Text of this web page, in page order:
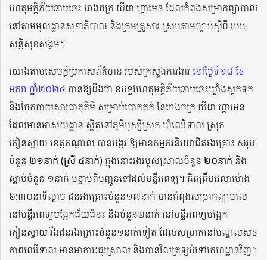
ហេតុអគ្គិភ័យឆាបឆេះ រោងចក្រ យីដា ហ្គាមេន ដែលកំពុងសម្រាកព្យាបាល
នៅតាមមូលដ្ឋានសុខាភិបាល និងក្រុមគ្រួសារ ស្របតាមច្បាប់ស្ដីពី របប
សន្តិសុខសង្គម។
យោងតាមសេចក្ដីប្រកាសព័ត៌មាន របស់ក្រសួងការងារ នៅថ្ងៃទី១៨ ខែ
មករា ឆ្នាំ២០២៤ បានឱ្យដឹងថា ឧបទ្ទវហេតុអគ្គិភ័យឆាបឆេះឃ្លាំងស្តុកទុក
និងចែកចាយសារធាតុគីមី សម្រាប់បោកគក់ នៃរោងចក្រ យីដា ហ្គាមេន
ដែលមានអាសយដ្ឋាន ស្ថិតនៅភូមិឬស្សីស្រុក ឃុំឈើទាល ស្រុក
កៀនស្វាយ ខេត្តកណ្តាល បានបង្ករ ឱ្យមានកម្មករនិយោជិតរងគ្រោះ សរុប
ចំនួន ២១នាក់ (ស្រី ៤នាក់) ក្នុងនោះរងរបួសស្រាលចំនួន ២០នាក់ និង
ស្លាប់ចំនួន ១នាក់ បន្ទាប់ពីបញ្ជូនទៅដល់មន្ទីរពេទ្យ។ គិតត្រឹមវេលាម៉ោង
៦:៣០នាទីល្ងាច ជនរងគ្រោះចំនួន១៧នាក់ បានកំពុងសម្រាកព្យាបាល
នៅមន្ទីរពេទ្យបង្អែកជ័យជំនះ និងចំនួន២នាក់ នៅមន្ទីរពេទ្យបង្អែក
កៀនស្វាយ រីឯជនរងគ្រោះចំនួន១នាក់ទៀត ដែលសម្រាកនៅមណ្ឌលសុខ
ភាពឈើទាល មានអាការៈធូរស្រាល និងបានវិលត្រឡប់ទៅគេហដ្ឋានវិញ។